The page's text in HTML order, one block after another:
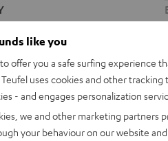
und bester Raumklang
Preis
like you
offer you a safe surfing experience
uses cookies and other
- and engages personalization
we and other marketing partners
your behaviour on our website